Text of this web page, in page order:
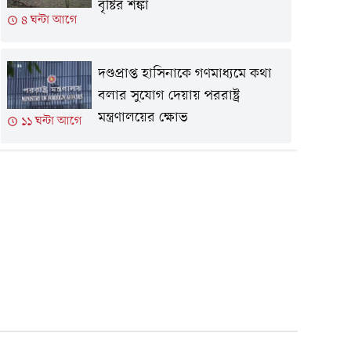
৪ ঘন্টা আগে
বৃষ্টির শঙ্কা
১১ ঘন্টা আগে
দণ্ডপ্রাপ্ত হাসিনাকে গণমাধ্যমে কথা
বলার সুযোগ দেয়ায় পররাষ্ট্র
মন্ত্রণালয়ের ক্ষোভ